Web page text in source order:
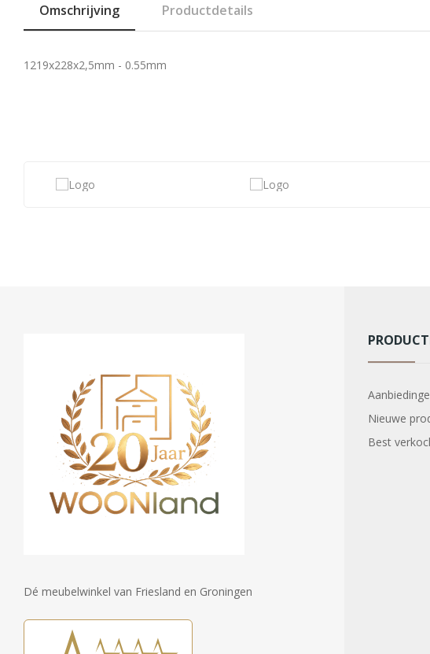
Omschrijving Productdetails
1219x228x2,5mm - 0.55mm
Dé meubelwinkel van Friesland en Groningen
Nieuwe
Best